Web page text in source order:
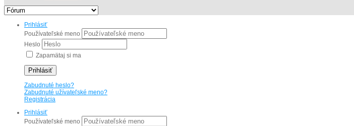
Prihlásiť
Používateľské meno
Heslo
Zapamätaj si ma
Prihlásiť
Zabudnuté heslo?
Zabudnuté užívateľské meno?
Registrácia
Prihlásiť
Používateľské meno